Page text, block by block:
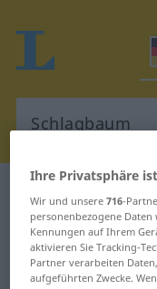
Deutsch-
Ihre Privatsphäre
Wir und unsere716-
personenbezogene
Kennungen auf Ihrem
aktivieren Sie Tracking-
Partner verarbeiten
aufgeführten Zwecke.